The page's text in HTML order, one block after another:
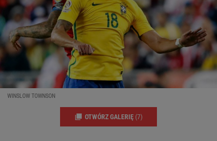
WINSLOW TOWNSON
OTWÓRZ GALERIĘ (7)